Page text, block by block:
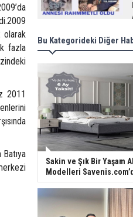
olarak
fazla
2011
Bu Kategorideki Diğer
Sakin ve Şık Bir Yaşam
Modelleri